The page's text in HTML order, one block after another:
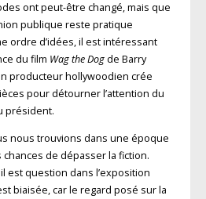
ont peut-être changé, mais que
publique reste pratique
ordre d’idées, il est intéressant
du film Wag the Dogde Barry
producteur hollywoodien crée
pour détourner l’attention du
président.
nous trouvions dans une époque
de dépasser la fiction.
est question dans l’exposition
biaisée, car le regard posé sur la